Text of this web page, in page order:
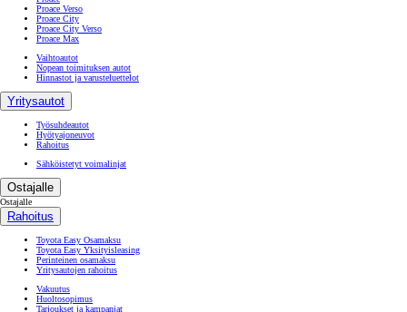
Proace Verso
Proace City
Proace City Verso
Proace Max
Vaihtoautot
Nopean toimituksen autot
Hinnastot ja varusteluettelot
Yritysautot
Työsuhdeautot
Hyötyajoneuvot
Rahoitus
Sähköistetyt voimalinjat
Ostajalle
Ostajalle
Rahoitus
Toyota Easy Osamaksu
Toyota Easy Yksityisleasing
Perinteinen osamaksu
Yritysautojen rahoitus
Vakuutus
Huoltosopimus
Tarjoukset ja kampanjat